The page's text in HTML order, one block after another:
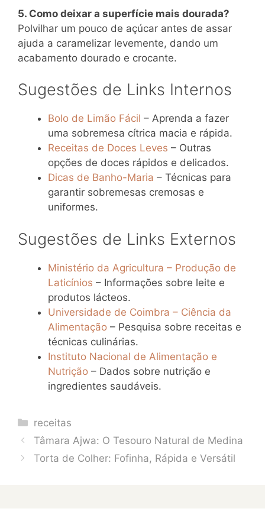
5. Como deixar a superfície mais dourada?
Polvilhar um pouco de açúcar antes de assar
ajuda a caramelizar levemente, dando um
acabamento dourado e crocante.
Sugestões de Links Internos
Bolo de Limão Fácil – Aprenda a fazer
uma sobremesa cítrica macia e rápida.
Receitas de Doces Leves – Outras
opções de doces rápidos e delicados.
Dicas de Banho-Maria – Técnicas para
garantir sobremesas cremosas e
uniformes.
Sugestões de Links Externos
Ministério da Agricultura – Produção de
Laticínios – Informações sobre leite e
produtos lácteos.
Universidade de Coimbra – Ciência da
Alimentação – Pesquisa sobre receitas e
técnicas culinárias.
Instituto Nacional de Alimentação e
Nutrição – Dados sobre nutrição e
ingredientes saudáveis.
Categories
receitas
Tâmara Ajwa: O Tesouro Natural de Medina
Torta de Colher: Fofinha, Rápida e Versátil